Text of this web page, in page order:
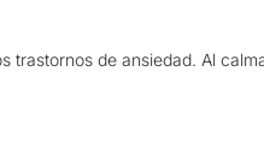
trastornos de ansiedad. Al